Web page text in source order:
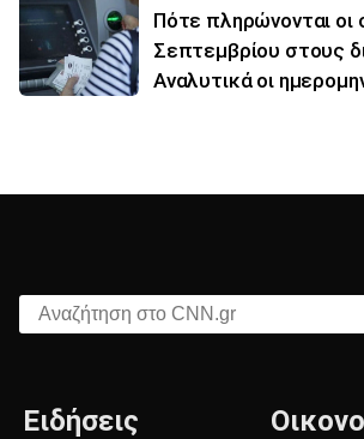
Πότε πληρώνονται οι
Σεπτεμβρίου στους
Αναλυτικά οι
Αναζήτηση στο CNN.gr
Ειδήσεις